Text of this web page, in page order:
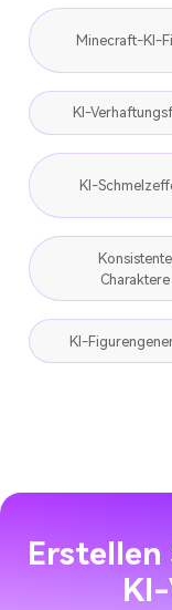
Minecraft-KI-
KI-
KI-
Konsistente
Charaktere
KI-
Erstellen